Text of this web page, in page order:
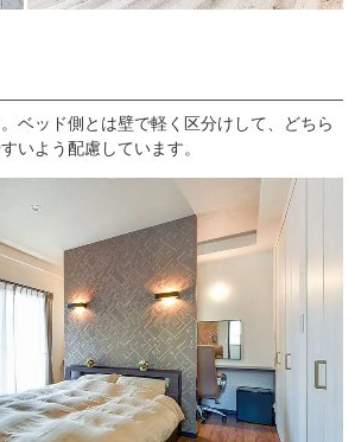
ベッド側とは壁で軽く区分けして、どちら
いよう配慮しています。